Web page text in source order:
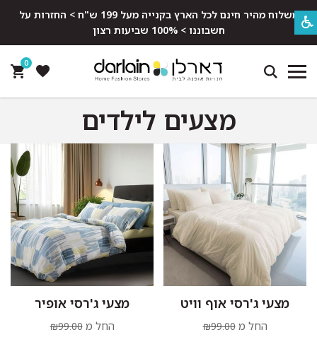
משלוח מהיר חינם לכל הארץ בקנייה מעל 199 ש"ח > החזרות על
חשבוננו > 100% שביעות רצון
0
מצעים לילדים
מצעי ג'רסי אוף וויט
החל מ ₪99.00
מצעי ג'רסי אופיר
החל מ ₪99.00